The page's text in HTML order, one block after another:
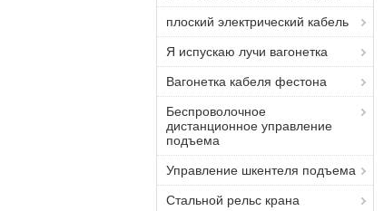
плоский электрический кабель
Я испускаю лучи вагонетка
Вагонетка кабеля фестона
Беспроволочное
дистанционное управление
подъема
Управление шкентеля подъема
Стальной рельс крана